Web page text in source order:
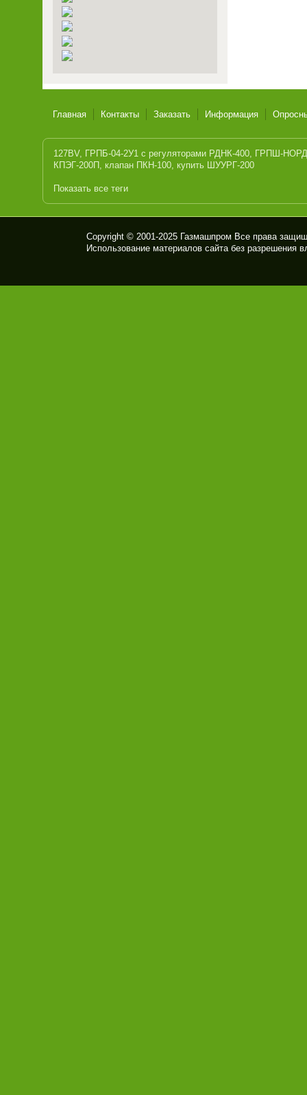
Главная Контакты Заказать Информация
127BV, ГРПБ-04-2У1 с регуляторами РДНК-400
ГРПШ-
КПЭГ-200П
,клапан ПКН-100 ,купить ШУУРГ-200
Показать все теги
ГАЗ
Copyright © 2001-2025 Газмашпром Все права
Использование материалов сайта без разрешения